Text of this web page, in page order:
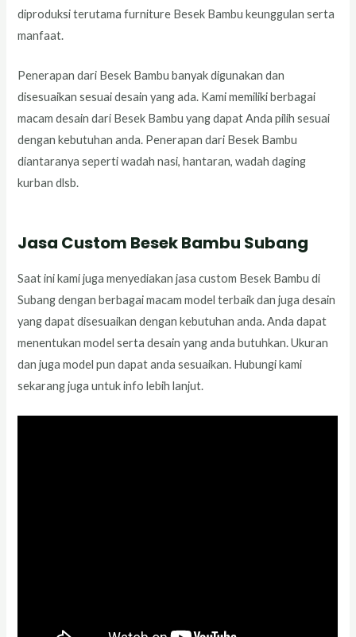
diproduksi terutama furniture Besek Bambu keunggulan serta
manfaat.
Penerapan dari Besek Bambu banyak digunakan dan
disesuaikan sesuai desain yang ada. Kami memiliki berbagai
macam desain dari Besek Bambu yang dapat Anda pilih sesuai
dengan kebutuhan anda. Penerapan dari Besek Bambu
diantaranya seperti wadah nasi, hantaran, wadah daging
kurban dlsb.
Jasa Custom Besek Bambu Subang
Saat ini kami juga menyediakan jasa custom Besek Bambu di
Subang dengan berbagai macam model terbaik dan juga desain
yang dapat disesuaikan dengan kebutuhan anda. Anda dapat
menentukan model serta desain yang anda butuhkan. Ukuran
dan juga model pun dapat anda sesuaikan. Hubungi kami
sekarang juga untuk info lebih lanjut.